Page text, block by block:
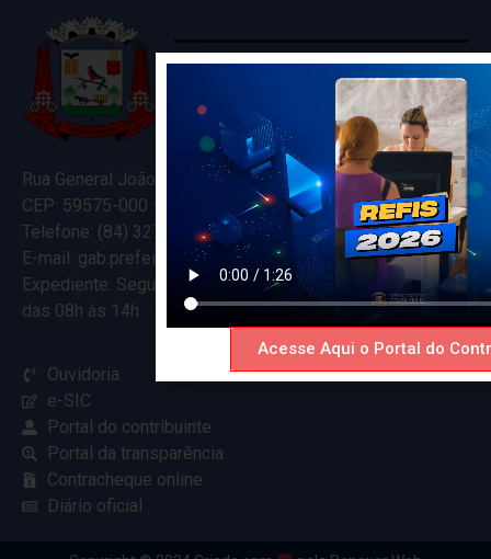
Rua General João Varela, 635
CEP: 59575-000 – Ceará-Mirim – RN
Telefone: (84) 3274-5916
E-mail: gab.prefeitocearamirim@gmail.com
Expediente: Segunda à Sexta
das 08h às 14h
Ouvidoria
e-SIC
Portal do contribuinte
Portal da transparência
Contracheque online
Diário oficial
Acesse Aqui o Portal do